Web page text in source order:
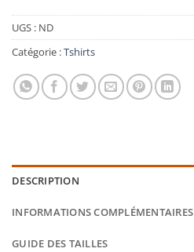
UGS : ND
Catégorie :Tshirts
DESCRIPTION
INFORMATIONS COMPLÉMENTAIRES
GUIDE DES TAILLES